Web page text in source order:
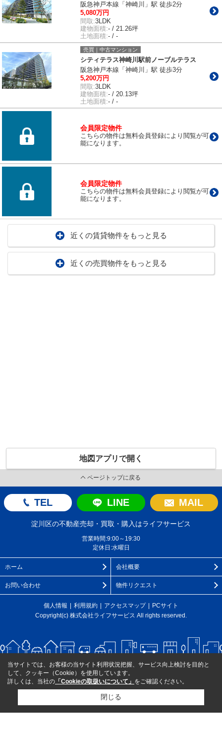
阪急神戸本線「神崎川」駅 徒歩2分
5,080万円
間取:3LDK
建物面積:- / 21.26坪
土地面積:- / -
売買｜中古マンション
シティテラス神崎川駅前ノーブルテラス
阪急神戸本線「神崎川」駅 徒歩3分
5,200万円
間取:3LDK
建物面積:- / 20.13坪
土地面積:- / -
会員限定物件
こちらの物件は無料会員登録により閲覧が可
能になります。
会員限定物件
こちらの物件は無料会員登録により閲覧が可
能になります。
近くの賃貸物件をもっと見る
近くの売買物件をもっと見る
地図アプリで開く
ページトップに戻る
TEL LINE MAIL
淀川区の不動産売却・買取・購入はライフサービス
営業時間:9:00～19:30
定休日:水曜日
ホーム 会社概要
お問い合わせ 物件リクエスト
個人情報 利用規約 アクセスマップ
PCサイト
Copyright(c) 株式会社ライフサービス All rights reserved.
当サイトでは、お客様の当サイト利用状況把握、サービス向上検討を目的と
して、クッキー（Cookie）を使用しています。
詳しくは、当社の 「Cookieの取扱いについて」 をご確認ください。
閉じる